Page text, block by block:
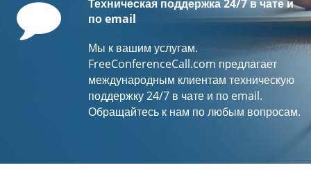
Техническая поддержка 24/7 в чате и
по email
Мы к вашим услугам.
FreeConferenceCall.com предлагает
международным клиентам техническую
поддержку 24/7 в чате и по email.
Обращайтесь к нам по любым вопросам.